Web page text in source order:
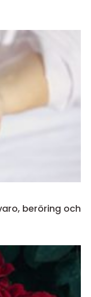
beröring och